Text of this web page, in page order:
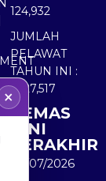
124,932
JUMLAH
PELAWAT
TAHUN INI :
5,527,517
KEMAS
KINI
TERAKHIR
30/07/2026
×